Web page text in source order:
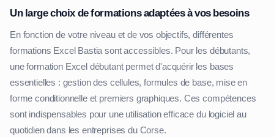
Un large choix de formations adaptées à vos besoins
En fonction de votre niveau et de vos objectifs, différentes
formations Excel Bastia sont accessibles. Pour les débutants,
une formation Excel débutant permet d'acquérir les bases
essentielles : gestion des cellules, formules de base, mise en
forme conditionnelle et premiers graphiques. Ces compétences
sont indispensables pour une utilisation efficace du logiciel au
quotidien dans les entreprises du Corse.